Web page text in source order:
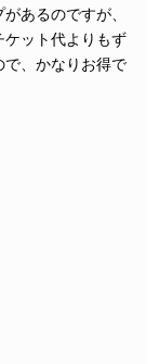
あるのですが、
ケット代よりもず
で、かなりお得で